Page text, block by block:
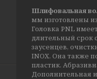
Шлифовальная
мм изготовлены
Головка PNL
длительный срок
заусенцев,
INOX. Она также
пластик.
Дополнительная